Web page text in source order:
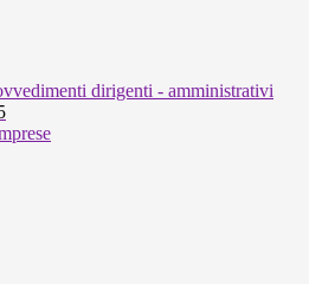
dirigenti - amministrativi